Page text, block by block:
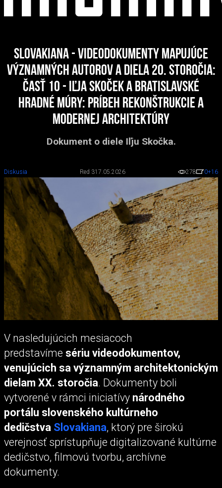
Slovakiana - videodokumenty mapujúce
významných autorov a diela 20. storočia:
časť 10 - Iľja Skoček a bratislavské
hradné múry: Príbeh rekonštrukcie a
modernej architektúry
Dokument o diele Iľju Skočka.
Diskusia Red 317.05.2026 278 0+16
V nasledujúcich mesiacoch
predstavíme sériu videodokumentov,
venujúcich sa významným architektonickým
dielam XX. storočia. Dokumenty boli
vytvorené v rámci iniciatívy národného
portálu slovenského kultúrneho
dedičstva Slovakiana, ktorý pre širokú
verejnosť sprístupňuje digitalizované kultúrne
dedičstvo, filmovú tvorbu, archívne
dokumenty.